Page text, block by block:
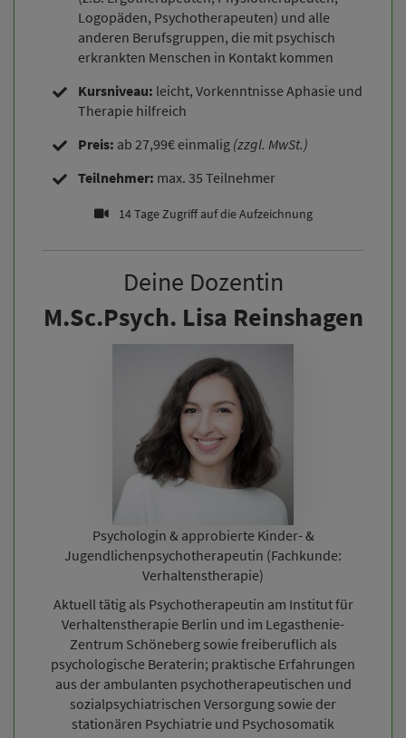
Muss ich aus der Fachrichtung kommen, um teilnehmen zu
Logopäden, Psychotherapeuten) und alle
anderen Berufsgruppen, die mit psychisch
erkrankten Menschen in Kontakt kommen
Kursniveau: leicht, Vorkenntnisse Aphasie und
Therapie hilfreich
Preis: ab 27,99€ einmalig (zzgl. MwSt.)
Teilnehmer: max. 35 Teilnehmer
14 Tage Zugriff auf die Aufzeichnung
Deine Dozentin
M.Sc.Psych. Lisa Reinshagen
Psychologin & approbierte Kinder- &
Jugendlichenpsychotherapeutin (Fachkunde:
Verhaltenstherapie)
Aktuell tätig als Psychotherapeutin am Institut für
Verhaltenstherapie Berlin und im Legasthenie-
Zentrum Schöneberg sowie freiberuflich als
psychologische Beraterin; praktische Erfahrungen
aus der ambulanten psychotherapeutischen und
sozialpsychiatrischen Versorgung sowie der
stationären Psychiatrie und Psychosomatik